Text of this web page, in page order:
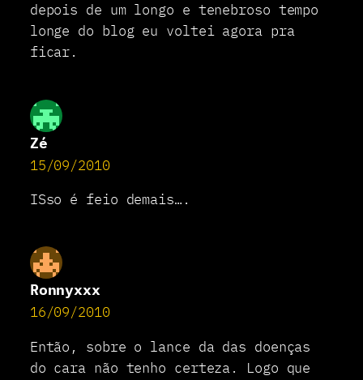
depois de um longo e tenebroso tempo
longe do blog eu voltei agora pra
ficar.
Zé
15/09/2010
ISso é feio demais….
Ronnyxxx
16/09/2010
Então, sobre o lance da das doenças
do cara não tenho certeza. Logo que